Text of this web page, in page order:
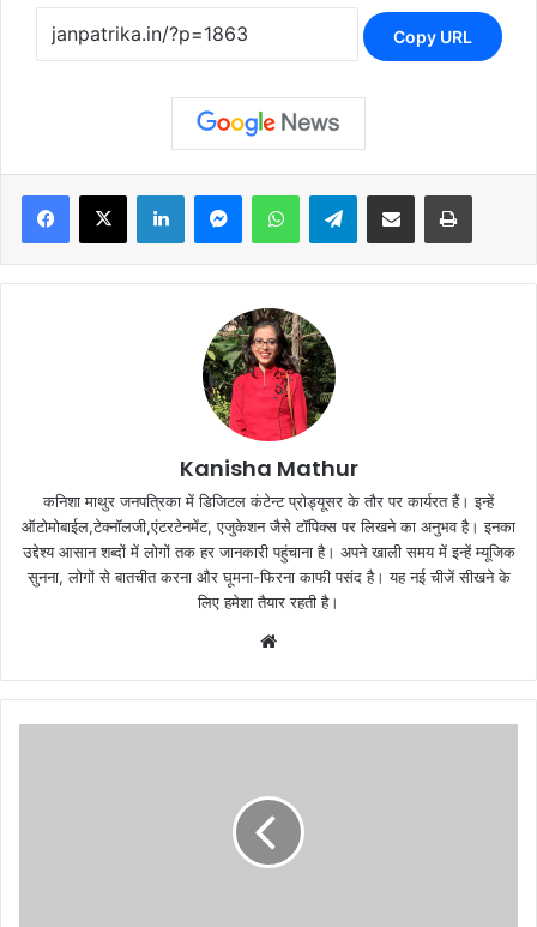
Copy URL
Facebook
X LinkedInMessengerWhatsAppTelegramShare via Email Print
Kanisha Mathur
कनिशा माथुर जनपत्रिका में डिजिटल कंटेन्ट प्रोड्यूसर के तौर पर कार्यरत हैं। इन्हें
ऑटोमोबाईल,टेक्नॉलजी,एंटरटेनमेंट, एजुकेशन जैसे टॉपिक्स पर लिखने का अनुभव है। इनका
उद्देश्य आसान शब्दों में लोगों तक हर जानकारी पहुंचाना है। अपने खाली समय में इन्हें म्यूजिक
सुनना, लोगों से बातचीत करना और घूमना-फिरना काफी पसंद है। यह नई चीजें सीखने के
लिए हमेशा तैयार रहती है।